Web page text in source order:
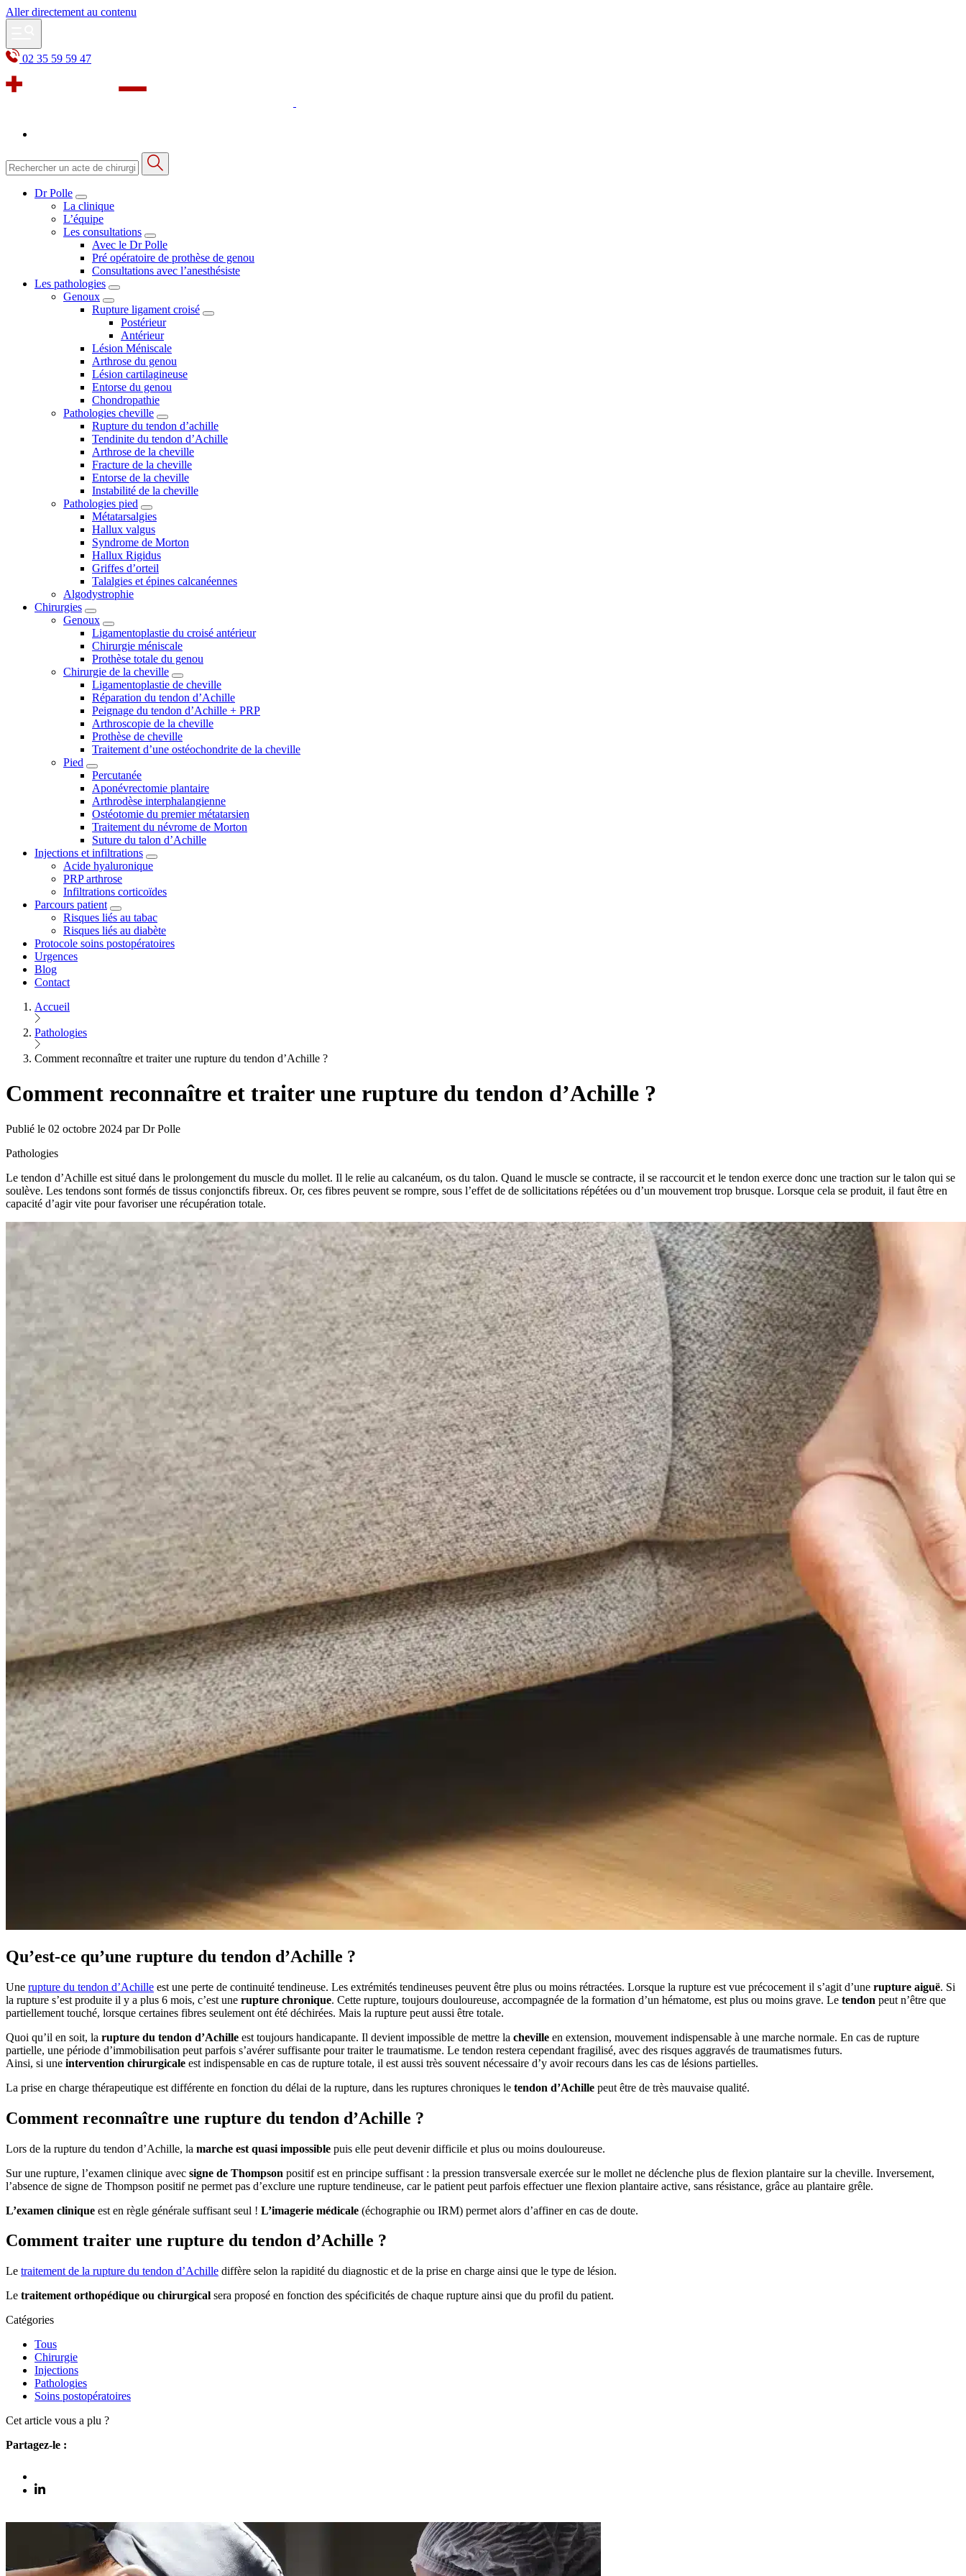
Aller directement au contenu
02 35 59 59 47
Dr Polle
La clinique
L’équipe
Les consultations
Avec le Dr Polle
Pré opératoire de prothèse de genou
Consultations avec l’anesthésiste
Les pathologies
Genoux
Rupture ligament croisé
Postérieur
Antérieur
Lésion Méniscale
Arthrose du genou
Lésion cartilagineuse
Entorse du genou
Chondropathie
Pathologies cheville
Rupture du tendon d’achille
Tendinite du tendon d’Achille
Arthrose de la cheville
Fracture de la cheville
Entorse de la cheville
Instabilité de la cheville
Pathologies pied
Métatarsalgies
Hallux valgus
Syndrome de Morton
Hallux Rigidus
Griffes d’orteil
Talalgies et épines calcanéennes
Algodystrophie
Chirurgies
Genoux
Ligamentoplastie du croisé antérieur
Chirurgie méniscale
Prothèse totale du genou
Chirurgie de la cheville
Ligamentoplastie de cheville
Réparation du tendon d’Achille
Peignage du tendon d’Achille + PRP
Arthroscopie de la cheville
Prothèse de cheville
Traitement d’une ostéochondrite de la cheville
Pied
Percutanée
Aponévrectomie plantaire
Arthrodèse interphalangienne
Ostéotomie du premier métatarsien
Traitement du névrome de Morton
Suture du talon d’Achille
Injections et infiltrations
Acide hyaluronique
PRP arthrose
Infiltrations corticoïdes
Parcours patient
Risques liés au tabac
Risques liés au diabète
Protocole soins postopératoires
Urgences
Blog
Contact
Accueil
Pathologies
Comment reconnaître et traiter une rupture du tendon d’Achille ?
Comment reconnaître et traiter une rupture du tendon d’Achille ?
Publié le 02 octobre 2024 par Dr Polle
Pathologies
Le tendon d’Achille est situé dans le prolongement du muscle du mollet. Il le relie au calcanéum, os du talon. Quand le muscle se contracte, il se raccourcit et le tendon exerce donc une traction sur le talon qui se
soulève. Les tendons sont formés de tissus conjonctifs fibreux. Or, ces fibres peuvent se rompre, sous l’effet de de sollicitations répétées ou d’un mouvement trop brusque. Lorsque cela se produit, il faut être en
capacité d’agir vite pour favoriser une récupération totale.
Qu’est-ce qu’une rupture du tendon d’Achille ?
Une rupture du tendon d’Achille est une perte de continuité tendineuse. Les extrémités tendineuses peuvent être plus ou moins rétractées. Lorsque la rupture est vue précocement il s’agit d’une rupture aiguë. Si
la rupture s’est produite il y a plus 6 mois, c’est une rupture chronique. Cette rupture, toujours douloureuse, accompagnée de la formation d’un hématome, est plus ou moins grave. Le tendon peut n’être que
partiellement touché, lorsque certaines fibres seulement ont été déchirées. Mais la rupture peut aussi être totale.
Quoi qu’il en soit, la rupture du tendon d’Achille est toujours handicapante. Il devient impossible de mettre la cheville en extension, mouvement indispensable à une marche normale. En cas de rupture
partielle, une période d’immobilisation peut parfois s’avérer suffisante pour traiter le traumatisme. Le tendon restera cependant fragilisé, avec des risques aggravés de traumatismes futurs.
Ainsi, si une intervention chirurgicale est indispensable en cas de rupture totale, il est aussi très souvent nécessaire d’y avoir recours dans les cas de lésions partielles.
La prise en charge thérapeutique est différente en fonction du délai de la rupture, dans les ruptures chroniques le tendon d’Achille peut être de très mauvaise qualité.
Comment reconnaître une rupture du tendon d’Achille ?
Lors de la rupture du tendon d’Achille, la marche est quasi impossible puis elle peut devenir difficile et plus ou moins douloureuse.
Sur une rupture, l’examen clinique avec signe de Thompson positif est en principe suffisant : la pression transversale exercée sur le mollet ne déclenche plus de flexion plantaire sur la cheville. Inversement,
l’absence de signe de Thompson positif ne permet pas d’exclure une rupture tendineuse, car le patient peut parfois effectuer une flexion plantaire active, sans résistance, grâce au plantaire grêle.
L’examen clinique est en règle générale suffisant seul ! L’imagerie médicale (échographie ou IRM) permet alors d’affiner en cas de doute.
Comment traiter une rupture du tendon d’Achille ?
Le traitement de la rupture du tendon d’Achille diffère selon la rapidité du diagnostic et de la prise en charge ainsi que le type de lésion.
Le traitement orthopédique ou chirurgical sera proposé en fonction des spécificités de chaque rupture ainsi que du profil du patient.
Catégories
Tous
Chirurgie
Injections
Pathologies
Soins postopératoires
Cet article vous a plu ?
Partagez-le :